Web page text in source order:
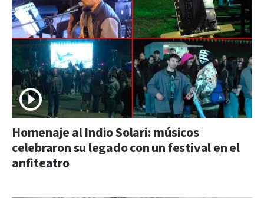
Homenaje al Indio Solari: músicos
celebraron su legado con un festival en el
anfiteatro